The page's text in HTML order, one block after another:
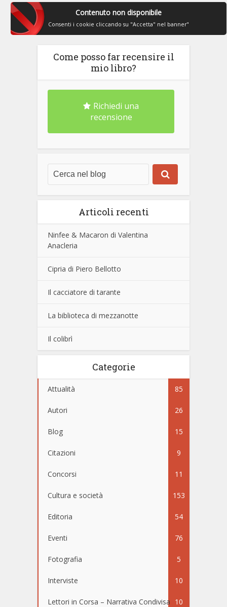
Contenuto non disponibile
Consenti i cookie cliccando su "Accetta" nel banner"
Come posso far recensire il
mio libro?
Richiedi una
recensione
Articoli recenti
Ninfee & Macaron di Valentina
Anacleria
Cipria di Piero Bellotto
Il cacciatore di tarante
La biblioteca di mezzanotte
Il colibrì
Categorie
Attualità 85
Autori 26
Blog 15
Citazioni 9
Concorsi 11
Cultura e società 153
Editoria 54
Eventi 76
Fotografia 5
Interviste 10
Lettori in Corsa – Narrativa Condivisa 10